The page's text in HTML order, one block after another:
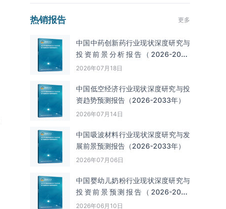
热销报告 更多
中国中药创新药行业现状深度研究与
投资前景分析报告（2026-2033
年）
2026年07月18日
中国低空经济行业现状深度研究与投
资趋势预测报告（2026-2033年）
2026年07月14日
中国吸波材料‌‌‌行业现状深度研究与发
展前景预测报告（2026-2033年）
2026年07月06日
中国婴幼儿奶粉行业现状深度研究与
投资前景预测报告（2026-2033
年）
2026年06月10日